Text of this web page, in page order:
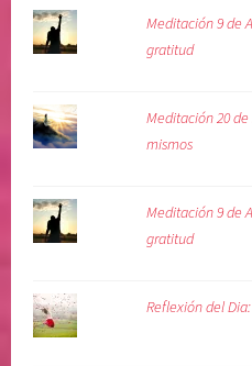
Meditación 9 de
gratitud
Meditación 20
mismos
Meditación 9 de
gratitud
Reflexión del